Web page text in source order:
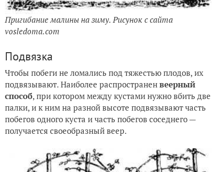
Пригибание малины на зиму. Рисунок с сайта
vosledoma.com
Подвязка
Чтобы побеги не ломались под тяжестью плодов, их
подвязывают. Наиболее распространенвеерный
способ, при котором между кустами нужно вбить две
палки, и к ним на разной высоте подвязывают часть
побегов одного куста и часть побегов соседнего —
получается своеобразный веер.